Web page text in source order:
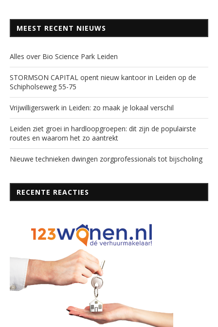
MEEST RECENT NIEUWS
Alles over Bio Science Park Leiden
STORMSON CAPITAL opent nieuw kantoor in Leiden op de
Schipholseweg 55-75
Vrijwilligerswerk in Leiden: zo maak je lokaal verschil
Leiden ziet groei in hardloopgroepen: dit zijn de populairste
routes en waarom het zo aantrekt
Nieuwe technieken dwingen zorgprofessionals tot bijscholing
RECENTE REACTIES